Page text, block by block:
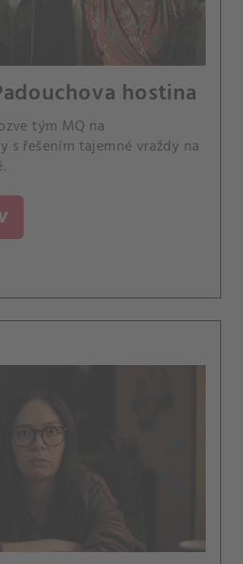
‍hostina
tým MQ na
s řešením tajemné vraždy na